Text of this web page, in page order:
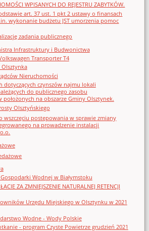
WPISANYCH DO REJESTRU ZABYTKÓW.
art. 37 ust. 1 pkt 2 ustawy o finansach
wykonanie budżetu JST umorzenia pomoc
zadania publicznego
Infrastruktury i Budwonictwa
Transporter T4
Olsztynka
Nieruchomości
dotyczących czynszów najmu lokali
do publicznego zasobu
położonych na obszarze Gminy Olsztynek.
Olsztyńskiego
wszczęciu postępowania w sprawie zmiany
na prowadzenie instalacji
Wodnej w Białymstoku
ZA ZMNIEJSZENIE NATURALNEJ RETENCJI
Urzędu Miejskiego w Olsztynku w 2021
Wodne - Wody Polskie
- program Czyste Powietrze grudzień 2021